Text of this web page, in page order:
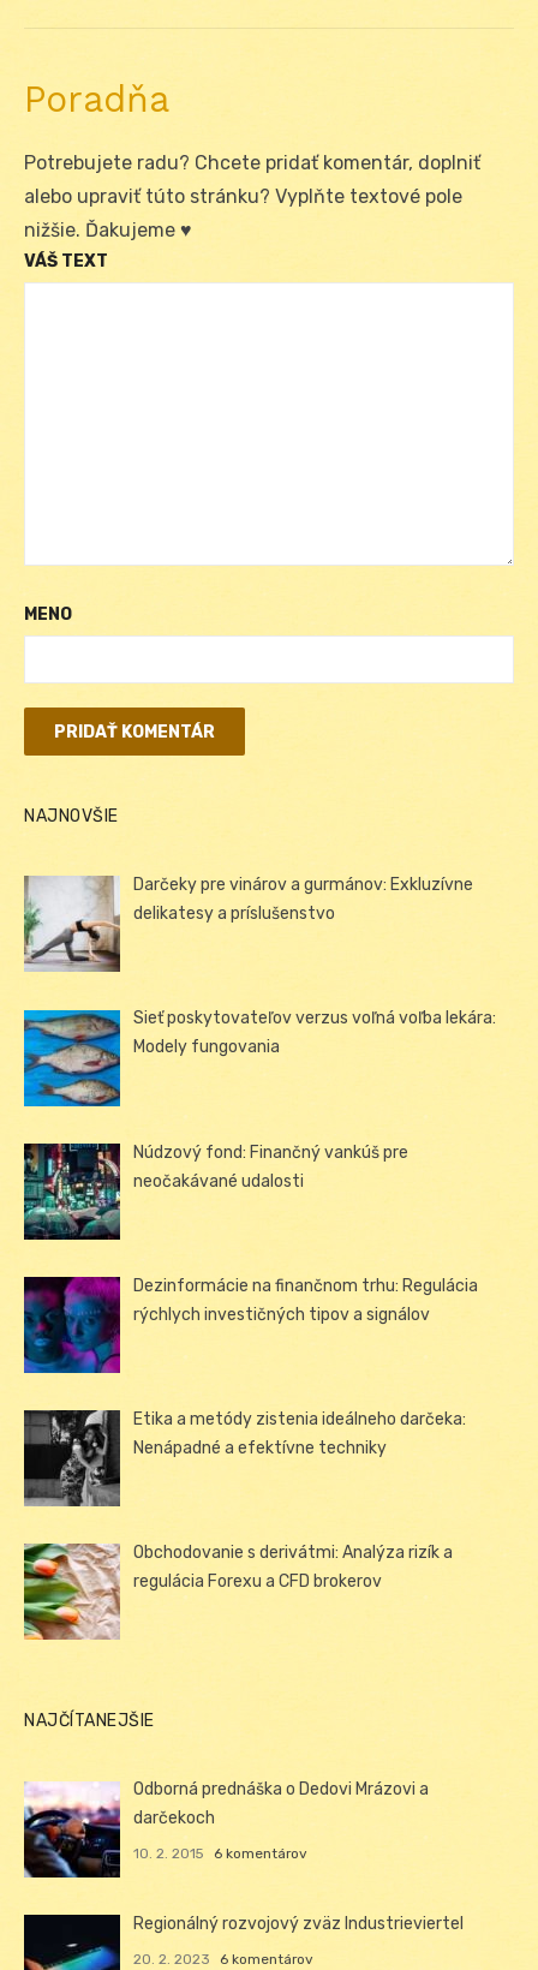
Poradňa
Potrebujete radu? Chcete pridať komentár, doplniť
alebo upraviť túto stránku? Vyplňte textové pole
nižšie. Ďakujeme ♥
VÁŠ TEXT
MENO
NAJNOVŠIE
Darčeky pre vinárov a gurmánov: Exkluzívne
delikatesy a príslušenstvo
Sieť poskytovateľov verzus voľná voľba lekára:
Modely fungovania
Núdzový fond: Finančný vankúš pre
neočakávané udalosti
Dezinformácie na finančnom trhu: Regulácia
rýchlych investičných tipov a signálov
Etika a metódy zistenia ideálneho darčeka:
Nenápadné a efektívne techniky
Obchodovanie s derivátmi: Analýza rizík a
regulácia Forexu a CFD brokerov
NAJČÍTANEJŠIE
Odborná prednáška o Dedovi Mrázovi a
darčekoch
10. 2. 2015 6 komentárov
Regionálný rozvojový zväz Industrieviertel
20. 2. 2023 6 komentárov